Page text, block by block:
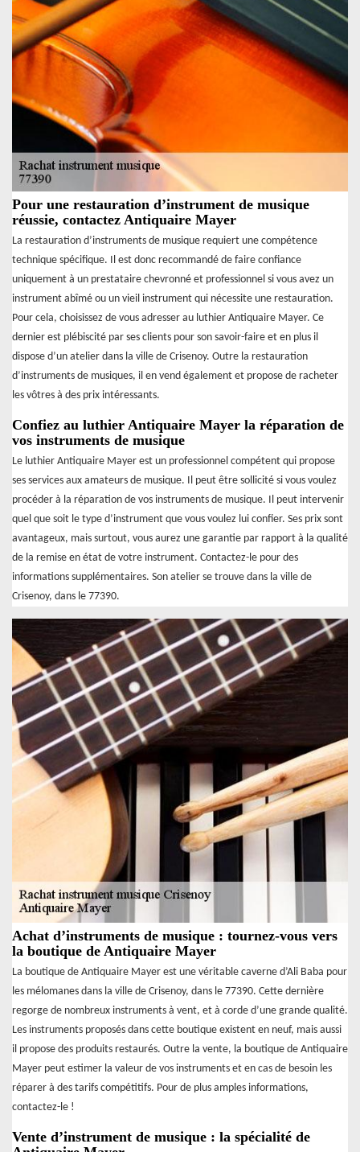
Pour une restauration d’instrument de musique
réussie, contactez Antiquaire Mayer
La restauration d’instruments de musique requiert une compétence
technique spécifique. Il est donc recommandé de faire confiance
uniquement à un prestataire chevronné et professionnel si vous avez un
instrument abîmé ou un vieil instrument qui nécessite une restauration.
Pour cela, choisissez de vous adresser au luthier Antiquaire Mayer. Ce
dernier est plébiscité par ses clients pour son savoir-faire et en plus il
dispose d’un atelier dans la ville de Crisenoy. Outre la restauration
d’instruments de musiques, il en vend également et propose de racheter
les vôtres à des prix intéressants.
Confiez au luthier Antiquaire Mayer la réparation de
vos instruments de musique
Le luthier Antiquaire Mayer est un professionnel compétent qui propose
ses services aux amateurs de musique. Il peut être sollicité si vous voulez
procéder à la réparation de vos instruments de musique. Il peut intervenir
quel que soit le type d’instrument que vous voulez lui confier. Ses prix sont
avantageux, mais surtout, vous aurez une garantie par rapport à la qualité
de la remise en état de votre instrument. Contactez-le pour des
informations supplémentaires. Son atelier se trouve dans la ville de
Crisenoy, dans le 77390.
Achat d’instruments de musique : tournez-vous vers
la boutique de Antiquaire Mayer
La boutique de Antiquaire Mayer est une véritable caverne d’Ali Baba pour
les mélomanes dans la ville de Crisenoy, dans le 77390. Cette dernière
regorge de nombreux instruments à vent, et à corde d’une grande qualité.
Les instruments proposés dans cette boutique existent en neuf, mais aussi
il propose des produits restaurés. Outre la vente, la boutique de Antiquaire
Mayer peut estimer la valeur de vos instruments et en cas de besoin les
réparer à des tarifs compétitifs. Pour de plus amples informations,
contactez-le !
Vente d’instrument de musique : la spécialité de